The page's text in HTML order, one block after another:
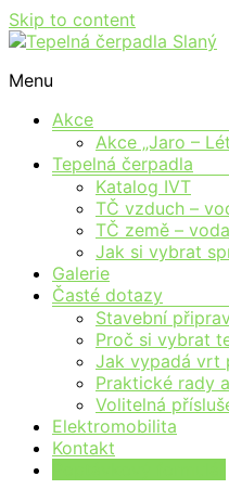
Skip to content
Tepelná čerpadla Slaný
Moderní vytápění pro
Menu
Akce
Akce „Jaro –
Tepelná čerpadla
Katalog IVT
TČ vzduch –
TČ země – voda
Jak si vybrat
Galerie
Časté dotazy
Stavební
Proč si vybrat
Jak vypadá vrt
Praktické rady
Volitelná
Elektromobilita
Kontakt